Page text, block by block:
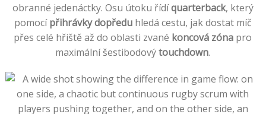
obranné jedenáctky. Osu útoku řídíquarterback, který
pomocípřihrávky dopředuhledá cestu, jak dostat míč
přes celé hřiště až do oblasti zvané koncová zóna pro
maximální šestibodovýtouchdown.